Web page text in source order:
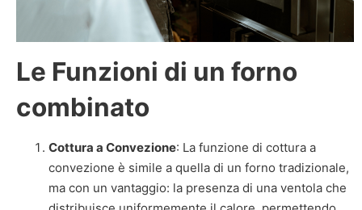
Le Funzioni di un forno
combinato
Cottura a Convezione: La funzione di cottura a
convezione è simile a quella di un forno tradizionale,
ma con un vantaggio: la presenza di una ventola che